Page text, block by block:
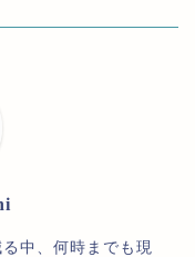
中、何時までも現